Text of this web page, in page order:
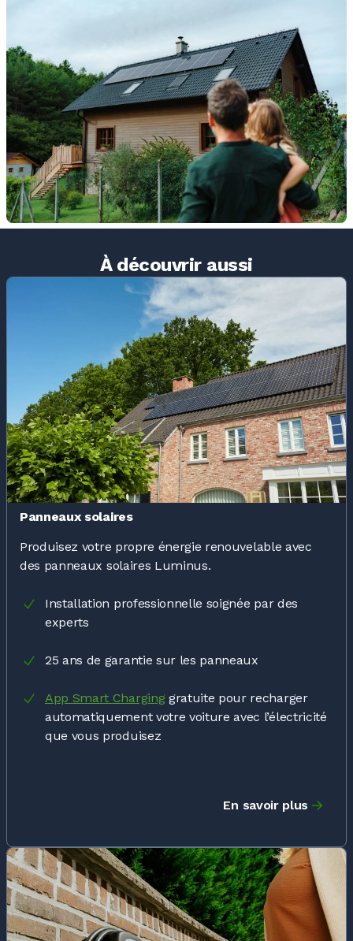
À découvrir aussi
Panneaux solaires
Produisez votre propre énergie renouvelable avec
des panneaux solaires Luminus.
Installation professionnelle soignée par des
experts
25 ans de garantie sur les panneaux
App Smart Charginggratuite pour recharger
automatiquement votre voiture avec l’électricité
que vous produisez
En savoir plus